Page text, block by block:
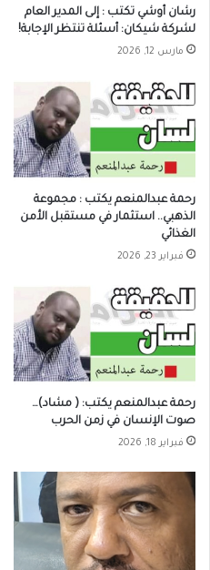
رشان أوشي تكتب : إلى المدير العام
لشركة شيكان: أسئلة تنتظر الإجابة!
مارس 12, 2026
رحمة عبدالمنعم يكتب : مجموعة
الذهبي.. استثمار في مستقبل الأمن
الغذائي
فبراير 23, 2026
رحمة عبدالمنعم يكتب: ( مشاد)…
صوت الإنسان في زمن الحرب
فبراير 18, 2026